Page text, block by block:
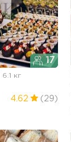
17
6.1 кг
4.62 (29)